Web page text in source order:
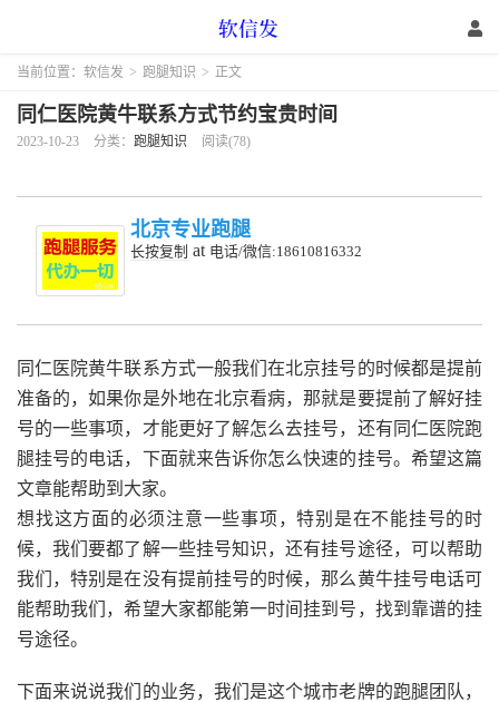
当前位置： 软信发 > 跑腿知识 > 正文
同仁医院黄牛联系方式节约宝贵时间
2023-10-23 分类： 跑腿知识 阅读(78)
北京专业跑腿
长按复制 at 电话/微信:18610816332
同仁医院黄牛联系方式一般我们在北京挂号的时候都是提前
准备的，如果你是外地在北京看病，那就是要提前了解好挂
号的一些事项，才能更好了解怎么去挂号，还有同仁医院跑
腿挂号的电话，下面就来告诉你怎么快速的挂号。希望这篇
文章能帮助到大家。
想找这方面的必须注意一些事项，特别是在不能挂号的时
候，我们要都了解一些挂号知识，还有挂号途径，可以帮助
我们，特别是在没有提前挂号的时候，那么黄牛挂号电话可
能帮助我们，希望大家都能第一时间挂到号，找到靠谱的挂
号途径。
下面来说说我们的业务，我们是这个城市老牌的跑腿团队，